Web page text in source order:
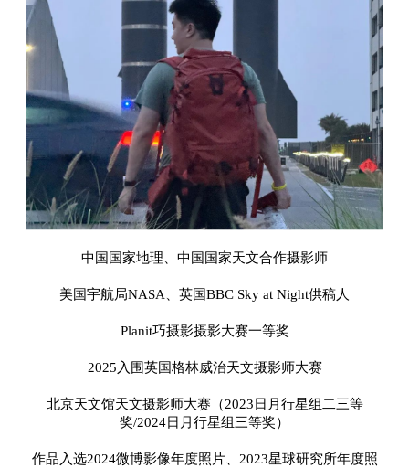
中国国家地理、中国国家天文合作摄影师
美国宇航局NASA、英国BBC Sky at Night供稿人
Planit巧摄影摄影大赛一等奖
2025入围英国格林威治天文摄影师大赛
北京天文馆天文摄影师大赛（2023日月行星组二三等
奖/2024日月行星组三等奖）
作品入选2024微博影像年度照片、2023星球研究所年度照